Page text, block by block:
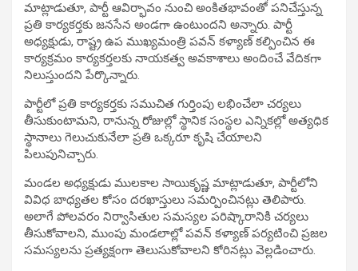
మాట్లాడుతూ, పార్టీ ఆవిర్భావం నుంచి అంకితభావంతో పనిచేస్తున్న
ప్రతి కార్యకర్తకు జనసేన అండగా ఉంటుందని అన్నారు. పార్టీ
అధ్యక్షుడు, రాష్ట్ర ఉప ముఖ్యమంత్రి పవన్ కళ్యాణ్ కల్పించిన ఈ
కార్యక్రమం కార్యకర్తలకు నాయకత్వ అవకాశాలు అందించే వేదికగా
నిలుస్తుందని పేర్కొన్నారు.
పార్టీలో ప్రతి కార్యకర్తకు సముచిత గుర్తింపు లభించేలా చర్యలు
తీసుకుంటామని, రానున్న రోజుల్లో స్థానిక సంస్థల ఎన్నికల్లో అత్యధిక
స్థానాలు గెలుచుకునేలా ప్రతి ఒక్కరూ కృషి చేయాలని
పిలుపునిచ్చారు.
మండల అధ్యక్షుడు ములకాల సాయికృష్ణ మాట్లాడుతూ, పార్టీలోని
వివిధ బాధ్యతల కోసం దరఖాస్తులు సమర్పించినట్లు తెలిపారు.
అలాగే పోలవరం నిర్వాసితుల సమస్యల పరిష్కారానికి చర్యలు
తీసుకోవాలని, ముంపు మండలాల్లో పవన్ కళ్యాణ్ పర్యటించి ప్రజల
సమస్యలను ప్రత్యక్షంగా తెలుసుకోవాలని కోరినట్లు వెల్లడించారు.